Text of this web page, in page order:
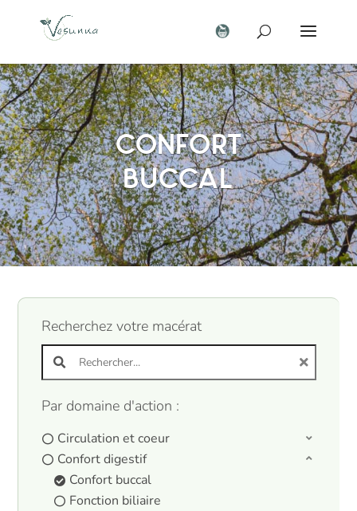
Confort
buccal
Recherchez votre macérat
Search products:
Par domaine d'action :
Circulation et coeur
Confort digestif
Confort buccal
Fonction biliaire